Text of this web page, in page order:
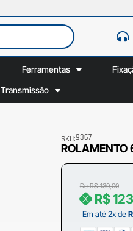
Ferramentas
Transmissão
SKU:9367
DeR$130,00
Em até 2x de
R$